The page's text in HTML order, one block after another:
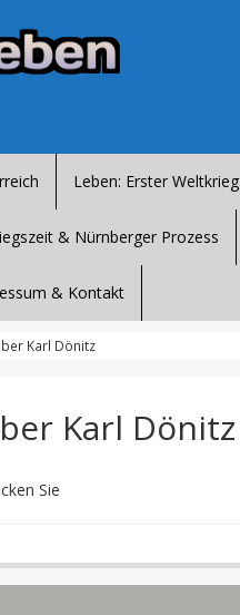
Leben: Erster Weltkrieg
& Nürnberger Prozess
& Kontakt
Karl Dönitz
Karl Dönitz
Sie